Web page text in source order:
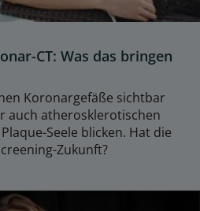
CT: Was das bringen
Koronargefäße sichtbar
auch atherosklerotischen
Seele blicken. Hat die
Zukunft?